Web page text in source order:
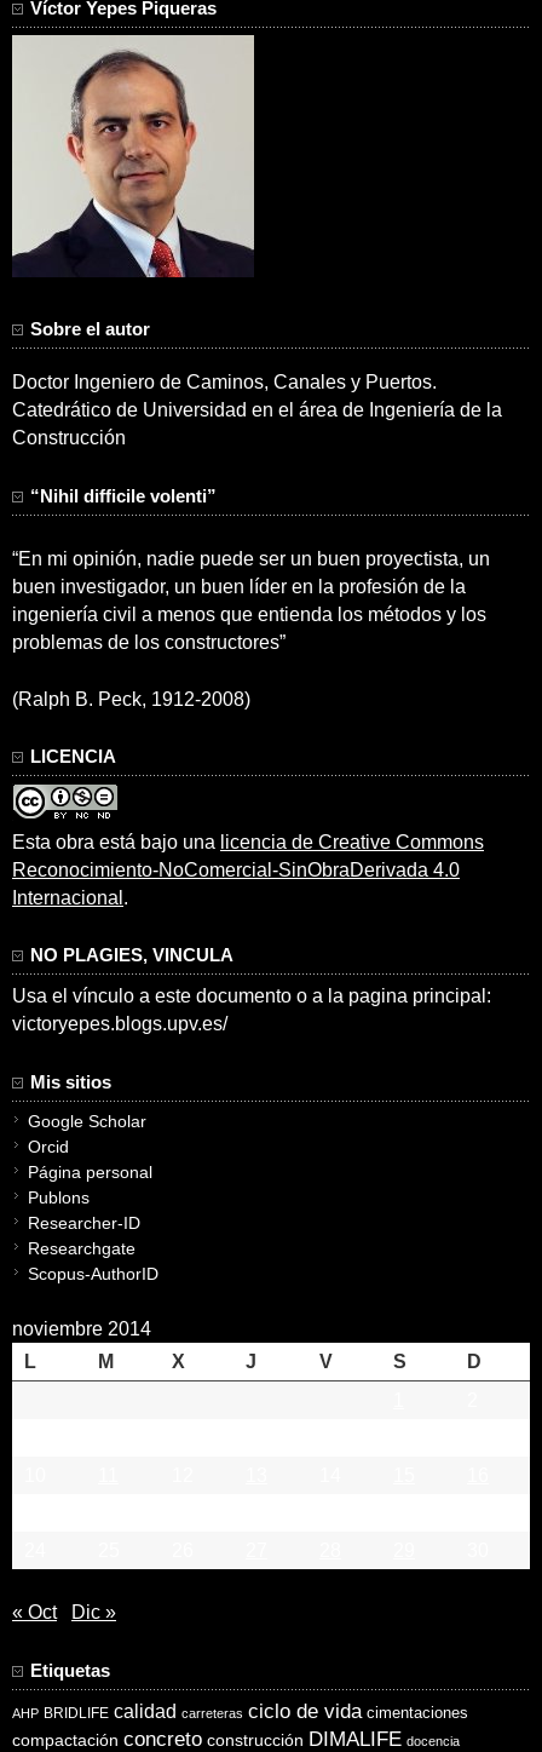
Víctor Yepes Piqueras
Sobre el autor
Doctor Ingeniero de Caminos, Canales y Puertos.
Catedrático de Universidad en el área de Ingeniería de la
Construcción
“Nihil difficile volenti”
“En mi opinión, nadie puede ser un buen proyectista, un
buen investigador, un buen líder en la profesión de la
ingeniería civil a menos que entienda los métodos y los
problemas de los constructores”
(Ralph B. Peck, 1912-2008)
LICENCIA
Esta obra está bajo una licencia de Creative Commons
Reconocimiento-NoComercial-SinObraDerivada 4.0
Internacional .
NO PLAGIES, VINCULA
Usa el vínculo a este documento o a la pagina principal:
victoryepes.blogs.upv.es/
Mis sitios
Google Scholar
Orcid
Página personal
Publons
Researcher-ID
Researchgate
Scopus-AuthorID
noviembre 2014
L
M X J V S
D
« Oct Dic »
Etiquetas
AHP BRIDLIFE calidad carreteras ciclo de vida cimentaciones
compactación concreto construcción DIMALIFE docencia